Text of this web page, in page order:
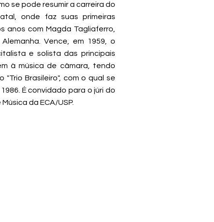
se pode resumir a carreira do
onde faz suas primeiras
anos com Magda Tagliaferro,
Vence, em 1959, o
e solista das principais
à música de câmara, tendo
Brasileiro", com o qual se
É convidado para o júri do
da ECA/USP.